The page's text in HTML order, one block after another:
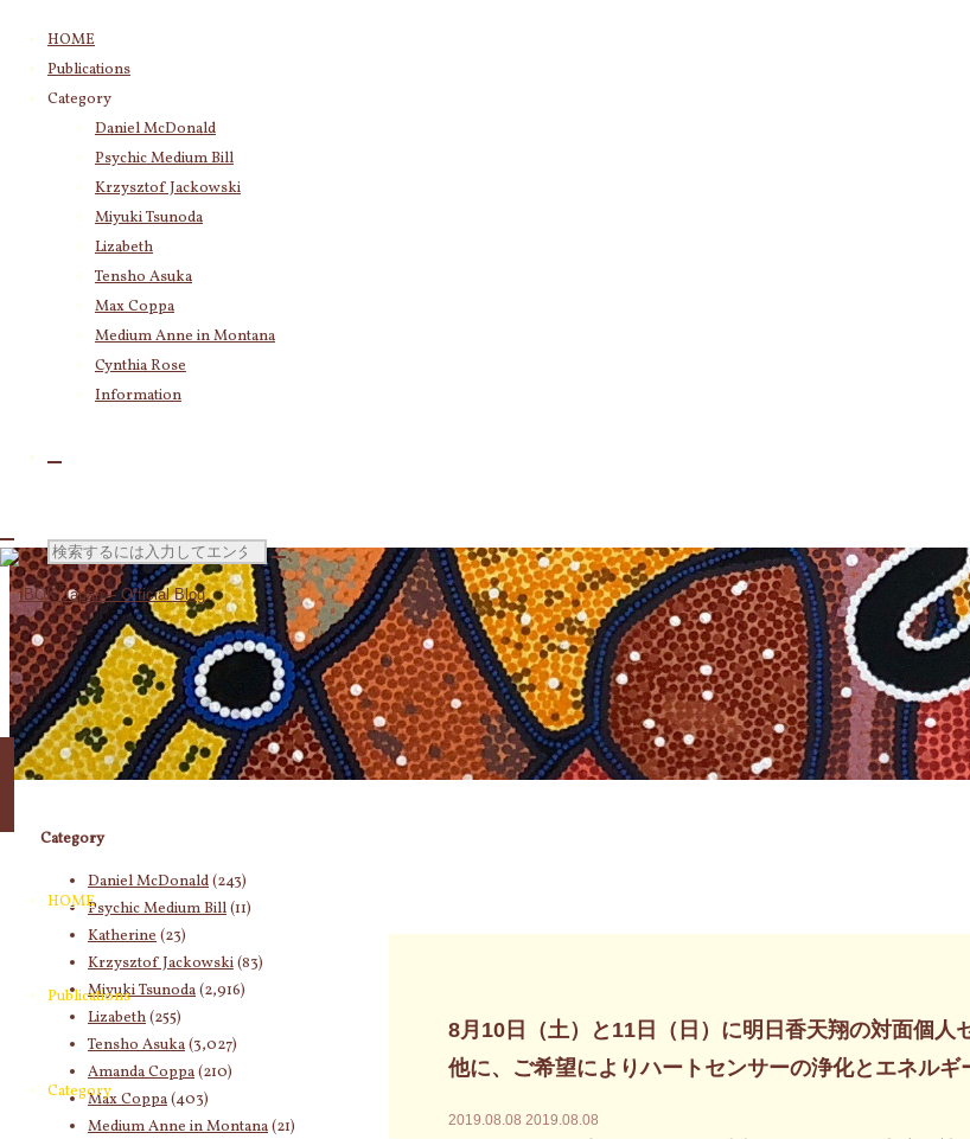
HOME
Publications
Category
Daniel McDonald
Psychic Medium Bill
Krzysztof Jackowski
Miyuki Tsunoda
Lizabeth
Tensho Asuka
Max Coppa
Medium Anne in Montana
Cynthia Rose
Information
検
索
対
象:
HOME
Publications
Category
8月10日（土）と11日（日）に明日香天翔の対面個
他に、ご希望によりハートセンサーの浄化とエネル
2019.08.08 2019.08.08
Category
Daniel McDonald(243)
Psychic Medium Bill(11)
Katherine(23)
Krzysztof Jackowski(83)
Miyuki Tsunoda(2,916)
Lizabeth(255)
Tensho Asuka(3,027)
Amanda Coppa(210)
Max Coppa(403)
Medium Anne in Montana(21)